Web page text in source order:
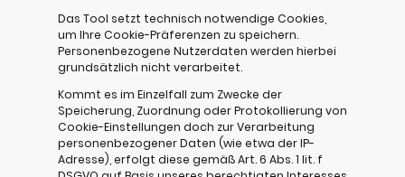
Das Tool setzt technisch notwendige Cookies,
um Ihre Cookie-Präferenzen zu speichern.
Personenbezogene Nutzerdaten werden hierbei
grundsätzlich nicht verarbeitet.
Kommt es im Einzelfall zum Zwecke der
Speicherung, Zuordnung oder Protokollierung von
Cookie-Einstellungen doch zur Verarbeitung
personenbezogener Daten (wie etwa der IP-
Adresse), erfolgt diese gemäß Art. 6 Abs. 1 lit. f